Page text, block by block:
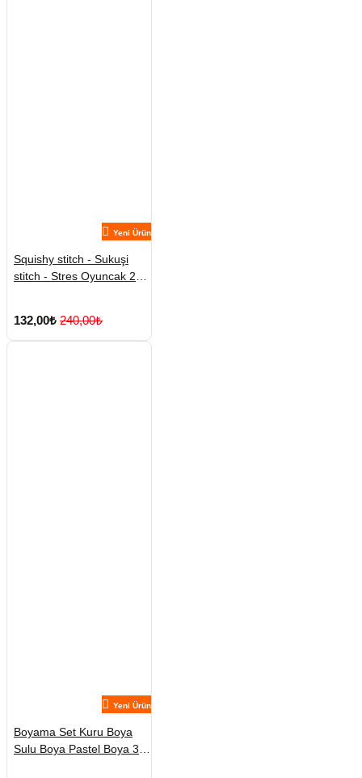
Yeni Ürün
Squishy stitch - Sukuşi
stitch - Stres Oyuncak 2
132,00₺ 240,00₺
Yeni Ürün
Boyama Set Kuru Boya
Sulu Boya Pastel Boya 3